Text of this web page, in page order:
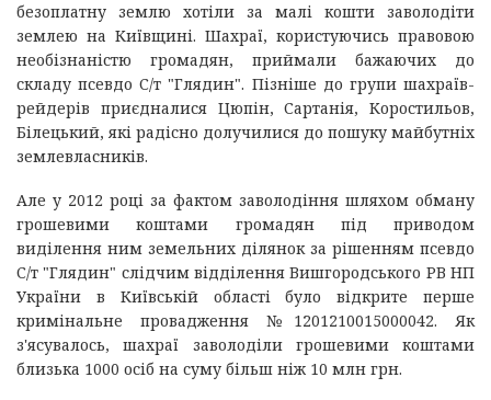
безоплатну землю хотіли за малі кошти заволодіти
землею на Київщині. Шахраї, користуючись правовою
необізнаністю громадян, приймали бажаючих до
складу псевдо С/т "Глядин". Пізніше до групи шахраїв-
рейдерів приєдналися Цюпін, Сартанія, Коростильов,
Білецький, які радісно долучилися до пошуку майбутніх
землевласників.
Але у 2012 році за фактом заволодіння шляхом обману
грошевими коштами громадян під приводом
виділення ним земельних ділянок за рішенням псевдо
С/т "Глядин" слідчим відділення Вишгородського РВ НП
України в Київській області було відкрите перше
кримінальне провадження №1201210015000042. Як
з'ясувалось, шахраї заволоділи грошевими коштами
близька 1000 осіб на суму більш ніж 10 млн грн.